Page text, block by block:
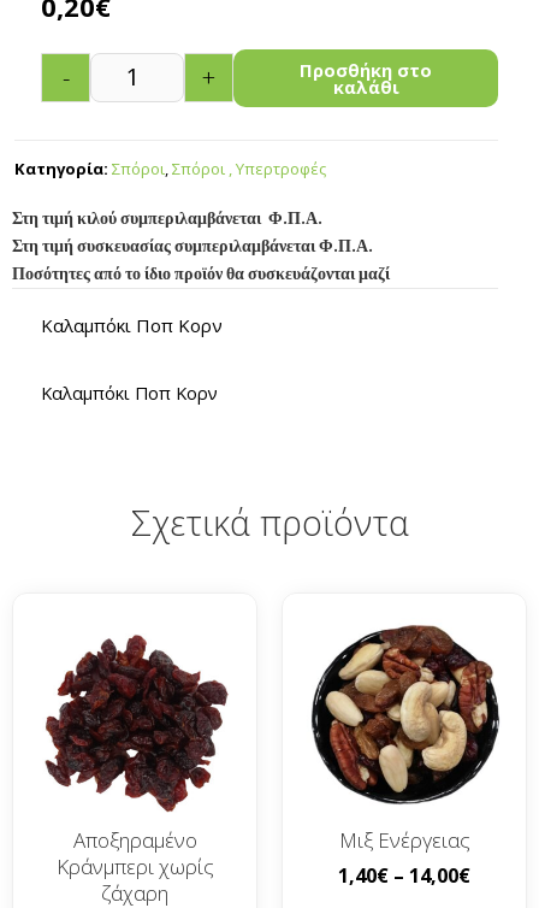
- + Προσθήκη στο
καλάθι
Κατηγορία: Σπόροι,Σπόροι , Υπερτροφές
Στη τιμή κιλού συμπεριλαμβάνεται Φ.Π.Α.
Στη τιμή συσκευασίας συμπεριλαμβάνεται Φ.Π.Α.
Ποσότητες από το ίδιο προϊόν θα συσκευάζονται μαζί
Καλαμπόκι Ποπ Κορν
Καλαμπόκι Ποπ Κορν
Σχετικά προϊόντα
Αποξηραμένο
Κράνμπερι χωρίς
ζάχαρη
Μιξ Ενέργειας
1,40€ – 14,00€